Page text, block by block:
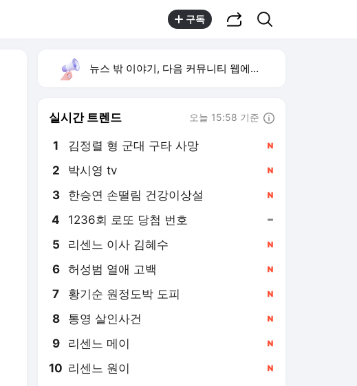
구독
뉴스 밖 이야기, 다음 커뮤니티 웹에서 보기
실시간 트렌드 오늘 15:58 기준
1 김정렬 형 군대 구타 사망
2 박시영 tv
3 한승연 손떨림 건강이상설
4 1236회 로또 당첨 번호
5 리센느 이사 김혜수
6 허성범 열애 고백
7 황기순 원정도박 도피
8 통영 살인사건
9 리센느 메이
10 리센느 원이